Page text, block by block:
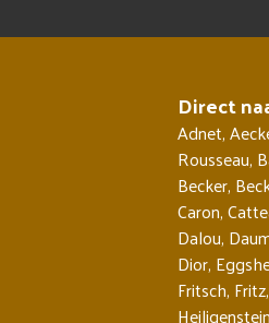
Direct
Adnet,
Rousseau,
Becker,
Caron,
Dalou,
Dior,
Fritsch, Fritz